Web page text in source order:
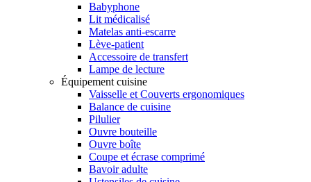
Babyphone
Lit médicalisé
Matelas anti-escarre
Lève-patient
Accessoire de transfert
Lampe de lecture
Équipement cuisine
Vaisselle et Couverts ergonomiques
Balance de cuisine
Pilulier
Ouvre bouteille
Ouvre boîte
Coupe et écrase comprimé
Bavoir adulte